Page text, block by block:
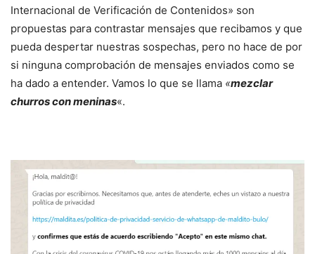
Internacional de Verificación de Contenidos» son
propuestas para contrastar mensajes que recibamos y que
pueda despertar nuestras sospechas, pero no hace de por
si ninguna comprobación de mensajes enviados como se
ha dado a entender. Vamos lo que se llama «mezclar
churros con meninas«.